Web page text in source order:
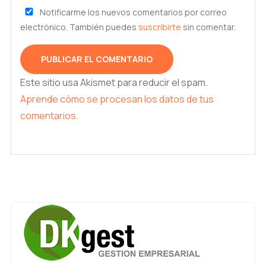
Notificarme los nuevos comentarios por correo
electrónico. También puedes suscribirte sin comentar.
Este sitio usa Akismet para reducir el spam.
Aprende cómo se procesan los datos de tus
comentarios.